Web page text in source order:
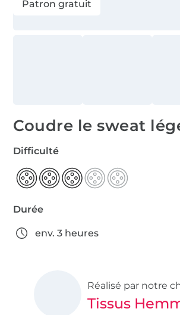
Patron gratuit
Coudre le sweat
Difficulté
Durée
env. 3 heures
Réalisé par notre
Tissus